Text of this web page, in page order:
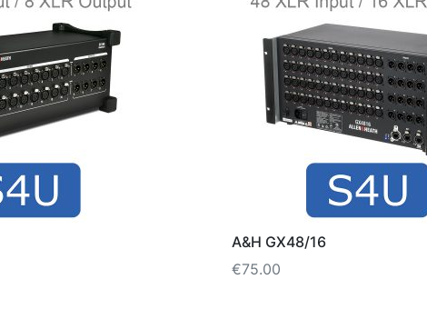
A&H GX48/16
€75.00